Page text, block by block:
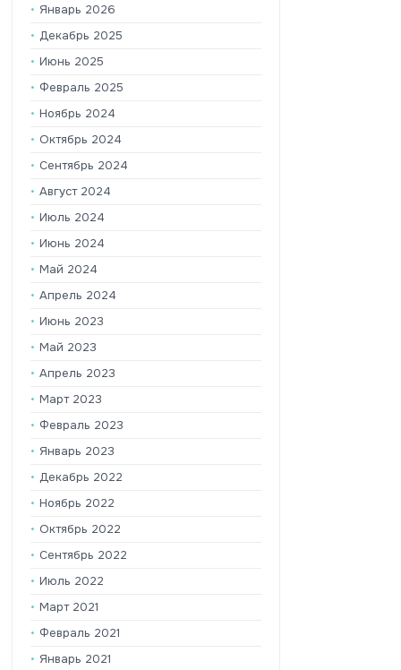
Январь 2026
Декабрь 2025
Июнь 2025
Февраль 2025
Ноябрь 2024
Октябрь 2024
Сентябрь 2024
Август 2024
Июль 2024
Июнь 2024
Май 2024
Апрель 2024
Июнь 2023
Май 2023
Апрель 2023
Март 2023
Февраль 2023
Январь 2023
Декабрь 2022
Ноябрь 2022
Октябрь 2022
Сентябрь 2022
Июль 2022
Март 2021
Февраль 2021
Январь 2021